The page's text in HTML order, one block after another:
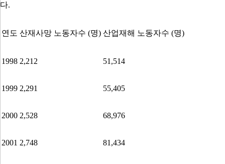
다.
연도 산재사망 노동자수 (명) 산업재해 노동자수 (명)
1998 2,212 51,514
1999 2,291 55,405
2000 2,528 68,976
2001 2,748 81,434